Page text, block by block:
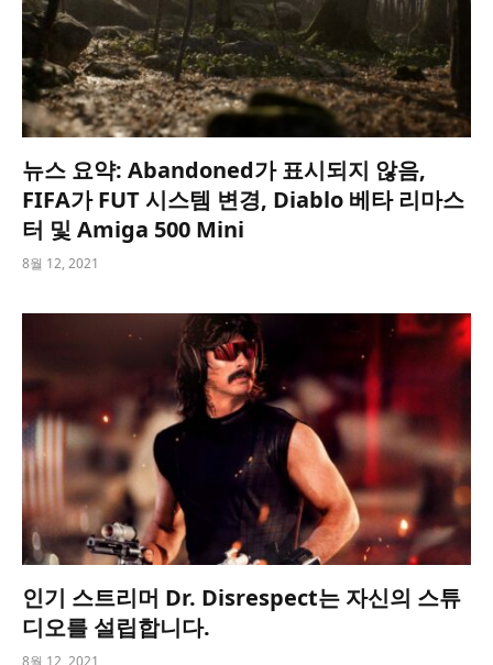
뉴스 요약: Abandoned가 표시되지 않음,
FIFA가 FUT 시스템 변경, Diablo 베타 리마스
터 및 Amiga 500 Mini
8월 12, 2021
인기 스트리머 Dr. Disrespect는 자신의 스튜
디오를 설립합니다.
8월 12, 2021